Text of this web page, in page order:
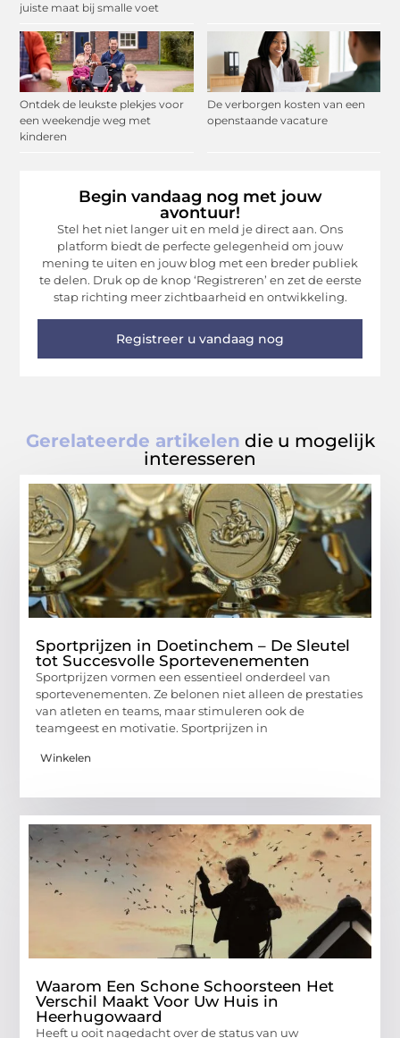
juiste maat bij smalle voet
Ontdek de leukste plekjes voor
een weekendje weg met
kinderen
De verborgen kosten van een
openstaande vacature
Begin vandaag nog met jouw
avontuur!
Stel het niet langer uit en meld je direct aan. Ons
platform biedt de perfecte gelegenheid om jouw
mening te uiten en jouw blog met een breder publiek
te delen. Druk op de knop ‘Registreren’ en zet de eerste
stap richting meer zichtbaarheid en ontwikkeling.
Registreer u vandaag nog
Gerelateerde artikelen die u mogelijk
interesseren
Sportprijzen in Doetinchem – De Sleutel
tot Succesvolle Sportevenementen
Sportprijzen vormen een essentieel onderdeel van
sportevenementen. Ze belonen niet alleen de prestaties
van atleten en teams, maar stimuleren ook de
teamgeest en motivatie. Sportprijzen in
Winkelen
Waarom Een Schone Schoorsteen Het
Verschil Maakt Voor Uw Huis in
Heerhugowaard
Heeft u ooit nagedacht over de status van uw